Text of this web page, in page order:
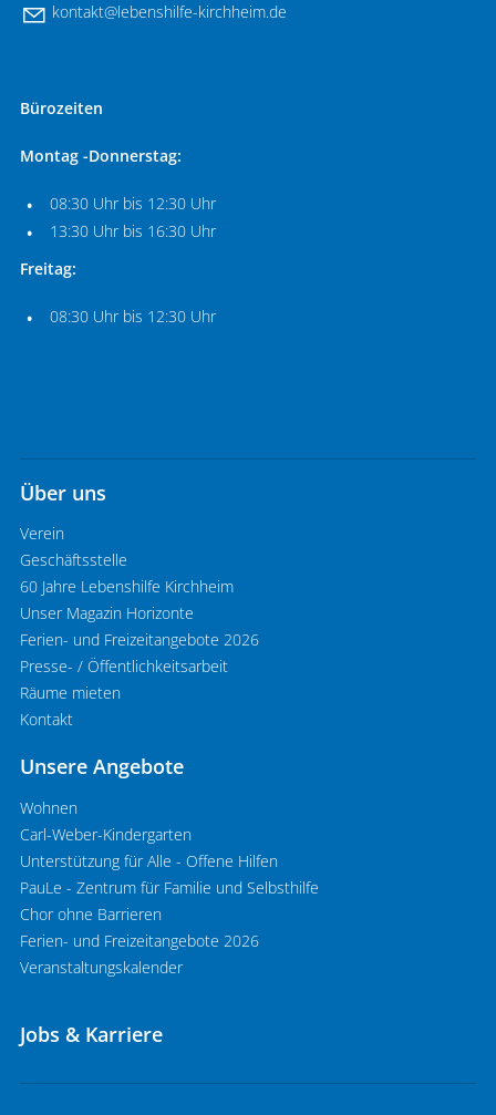
k nt kt l b nsh lf -k rchh md
Bürozeiten
Montag -Donnerstag:
08:30 Uhr bis 12:30 Uhr
13:30 Uhr bis 16:30 Uhr
Freitag:
08:30 Uhr bis 12:30 Uhr
Über uns
Verein
Geschäftsstelle
60 Jahre Lebenshilfe Kirchheim
Unser Magazin Horizonte
Ferien- und Freizeitangebote 2026
Presse- / Öffentlichkeitsarbeit
Räume mieten
Kontakt
Unsere Angebote
Wohnen
Carl-Weber-Kindergarten
Unterstützung für Alle - Offene Hilfen
PauLe - Zentrum für Familie und Selbsthilfe
Chor ohne Barrieren
Ferien- und Freizeitangebote 2026
Veranstaltungskalender
Jobs & Karriere